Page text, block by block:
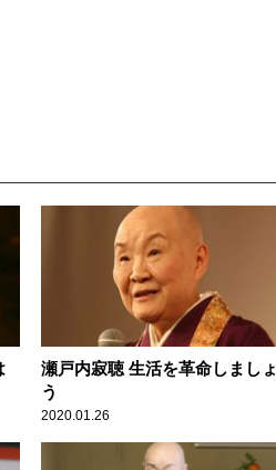
瀬戸内寂聴 生活を革命しましょ
う
2020.01.26